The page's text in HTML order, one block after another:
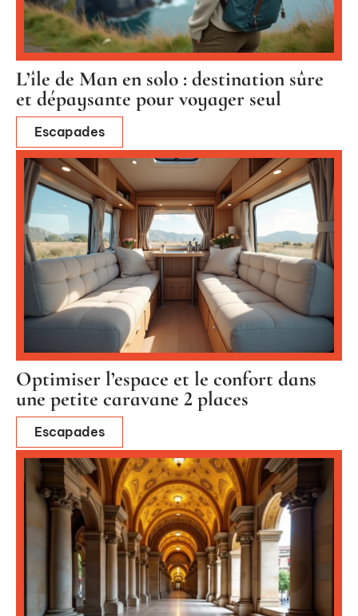
L’île de Man en solo : destination sûre
et dépaysante pour voyager seul
Escapades
Optimiser l’espace et le confort dans
une petite caravane 2 places
Escapades